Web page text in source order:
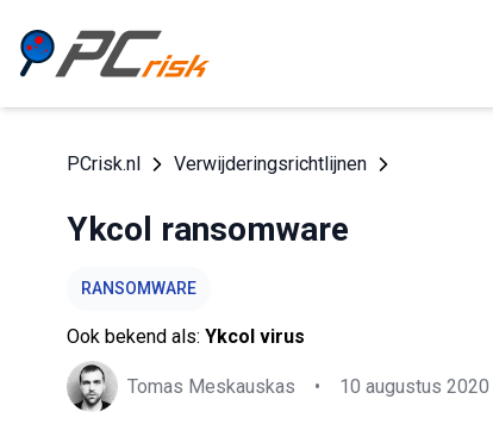
PCrisk.nl Verwijderingsrichtlijnen
Ykcol ransomware
RANSOMWARE
Ook bekend als: Ykcol virus
Tomas Meskauskas • 10 augustus 2020